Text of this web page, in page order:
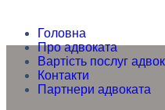
Головна
Про адвоката
Вартість послуг
Контакти
Партнери адвоката